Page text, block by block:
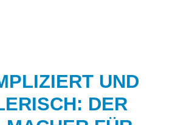
UND
DER